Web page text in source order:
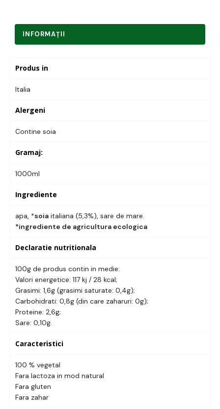
INFORMAŢII
Produs in
Italia
Alergeni
Contine soia
Gramaj:
1000ml
Ingrediente
apa, *soia italiana (5,3%), sare de mare.
*ingrediente de agricultura ecologica
Declaratie nutritionala
100g de produs contin in medie:
Valori energetice: 117 kj / 28 kcal;
Grasimi: 1,6g (grasimi saturate: 0,4g);
Carbohidrati: 0,8g (din care zaharuri: 0g);
Proteine: 2,6g;
Sare: 0,10g.
Caracteristici
100 % vegetal
Fara lactoza in mod natural
Fara gluten
Fara zahar